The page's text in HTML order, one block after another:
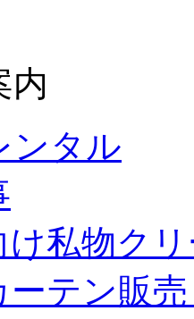
内
ンタル
け私物ク
ーテン販